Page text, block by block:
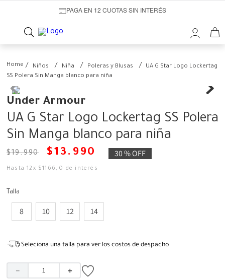
PAGA EN 12 CUOTAS SIN INTERÉS
Niños Niña Poleras y Blusas
UA G Star Logo Lockertag
SS Polera Sin Manga blanco para niña
Under Armour
UA G Star Logo Lockertag SS Polera
Sin Manga blanco para niña
$19.990 $13 . 990 30 %OFF
Hasta12 x $1166 ,0 de interés
Talla
8 10 12 14
Seleciona una talla para ver los costos de despacho
＋
－